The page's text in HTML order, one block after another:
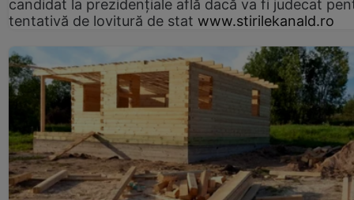
candidat la prezidențiale află dacă va fi judecat
tentativă de lovitură de stat www.stirilekanald.ro